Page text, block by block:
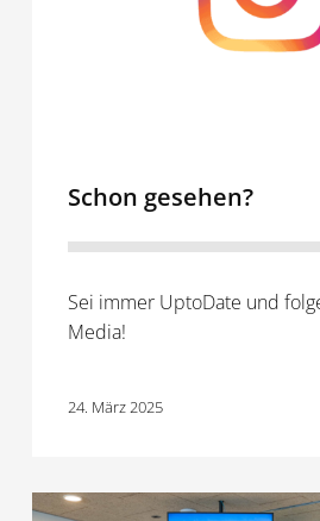
Schon gesehen?
Sei immer UptoDate und
Media!
24. März 2025
Neues